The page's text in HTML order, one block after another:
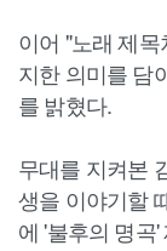
이어 "노래 제
지한 의미를 담
를 밝혔다.
무대를 지켜본
생을 이야기할
에 '불후의 명곡